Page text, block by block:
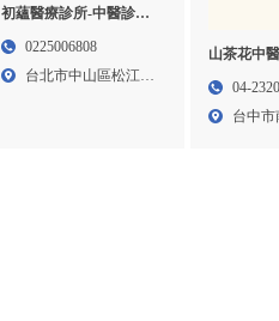
初蘊醫療診所-中醫診所,
中醫診所推薦,台北中醫
薦
0225006808
台北市中山區松江路
山茶花中
醫診所推
04-
台中